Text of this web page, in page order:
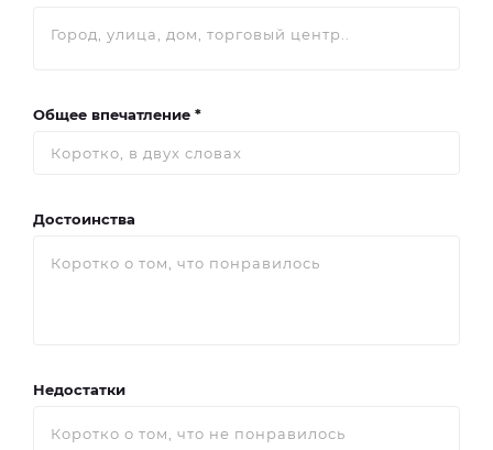
Общее впечатление *
Достоинства
Недостатки